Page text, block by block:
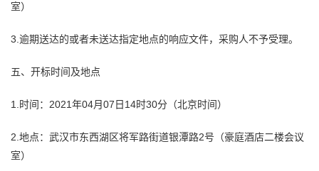
室）
3.逾期送达的或者未送达指定地点的响应文件，采购人不予受理。
五、开标时间及地点
1.时间：2021年04月07日14时30分（北京时间）
2.地点：武汉市东西湖区将军路街道银潭路2号（豪庭酒店二楼会议
室）